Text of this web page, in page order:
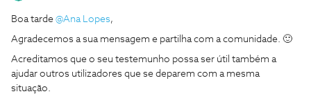
Boa tarde @Ana Lopes,
Agradecemos a sua mensagem e partilha com a comunidade. 🙂
Acreditamos que o seu testemunho possa ser útil também a
ajudar outros utilizadores que se deparem com a mesma
situação.